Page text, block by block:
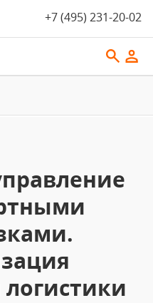
+7 (495) 231-20-02